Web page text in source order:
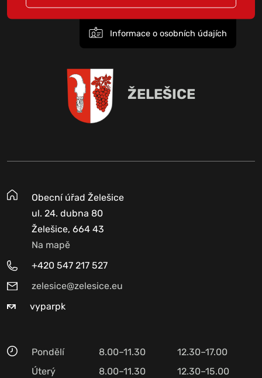
Informace o osobních údajích
ŽELEŠICE
Obecní úřad Želešice
ul. 24. dubna 80
Želešice, 664 43
Na mapě
+420 547 217 527
zelesice@zelesice.eu
vyparpk
Pondělí 8.00–11.30
12.30–17.00
Úterý
8.00–11.30
12.30–15.00